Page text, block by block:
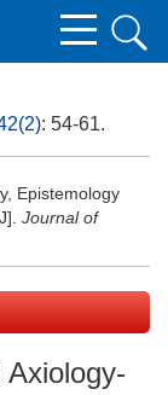
: 54-61.
Epistemology
Journal of